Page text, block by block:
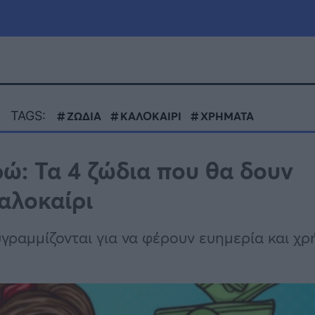
Πολιτική Τράπεζες
ΕΣΠΑ
Αθλητικά
Καιρός
TAGS: ΖΩΔΙΑ ΚΑΛΟΚΑΙΡΙ ΧΡΗΜΑΤΑ
Τα 4 ζώδια που θα δουν
για να φέρουν ευημερία και